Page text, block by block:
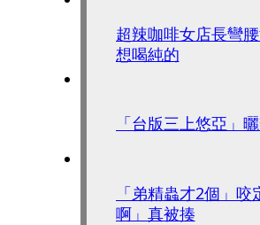
超辣咖啡女店長彎
想喝純的
「台版三上悠亞」
「弟精蟲才2個」
啊」真被揍